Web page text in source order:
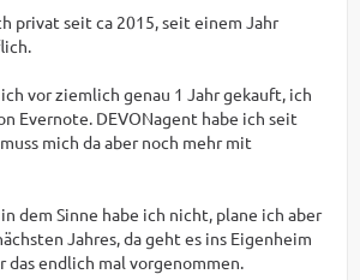
privat seit ca 2015, seit einem Jahr
vor ziemlich genau 1 Jahr gekauft, ich
Evernote. DEVONagent habe ich seit
mich da aber noch mehr mit
dem Sinne habe ich nicht, plane ich aber
Jahres, da geht es ins Eigenheim
das endlich mal vorgenommen.